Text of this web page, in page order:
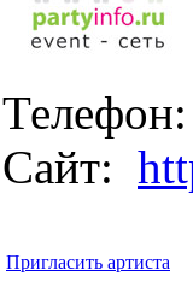
Сайт:
Пригласить артиста